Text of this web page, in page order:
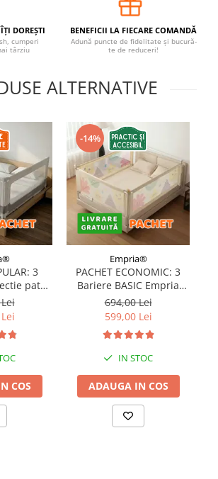
DOREȘTI
cumperi
târziu
BENEFICII LA FIECARE COMANDĂ
Adună puncte de fidelitate și bucură-
te de reduceri!
ALTERNATIVE
3
pat
160x200
COS
-14%
Empria®
PACHET ECONOMIC: 3
Bariere BASIC Empria
protectie pat 160X200 cm
+ bara stabilizatoare
694,00 Lei
599,00 Lei
IN STOC
ADAUGA IN COS